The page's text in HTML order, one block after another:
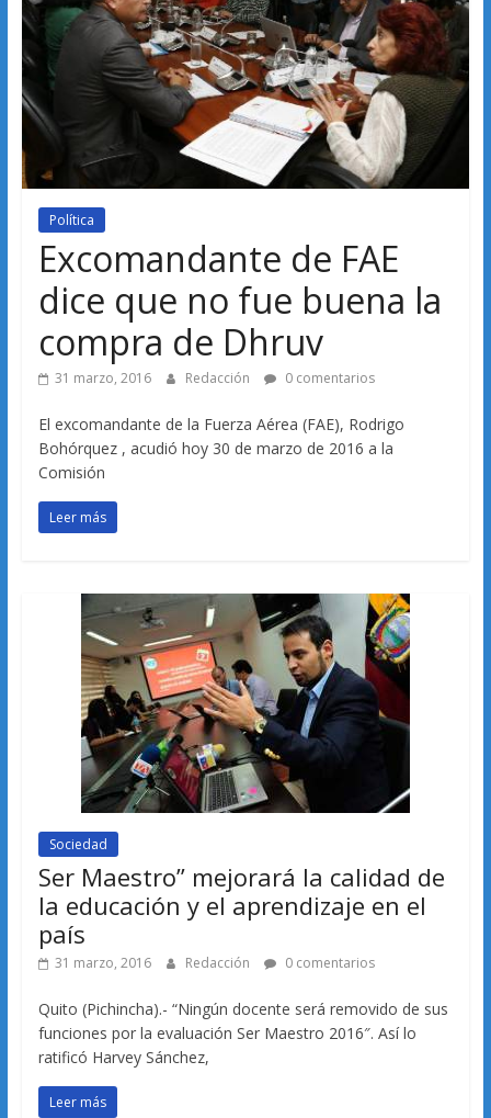
Política
Excomandante de FAE
dice que no fue buena la
compra de Dhruv
31 marzo, 2016 Redacción 0 comentarios
El excomandante de la Fuerza Aérea (FAE), Rodrigo
Bohórquez , acudió hoy 30 de marzo de 2016 a la
Comisión
Leer más
Sociedad
Ser Maestro” mejorará la calidad de
la educación y el aprendizaje en el
país
31 marzo, 2016 Redacción 0 comentarios
Quito (Pichincha).- “Ningún docente será removido de sus
funciones por la evaluación Ser Maestro 2016″. Así lo
ratificó Harvey Sánchez,
Leer más